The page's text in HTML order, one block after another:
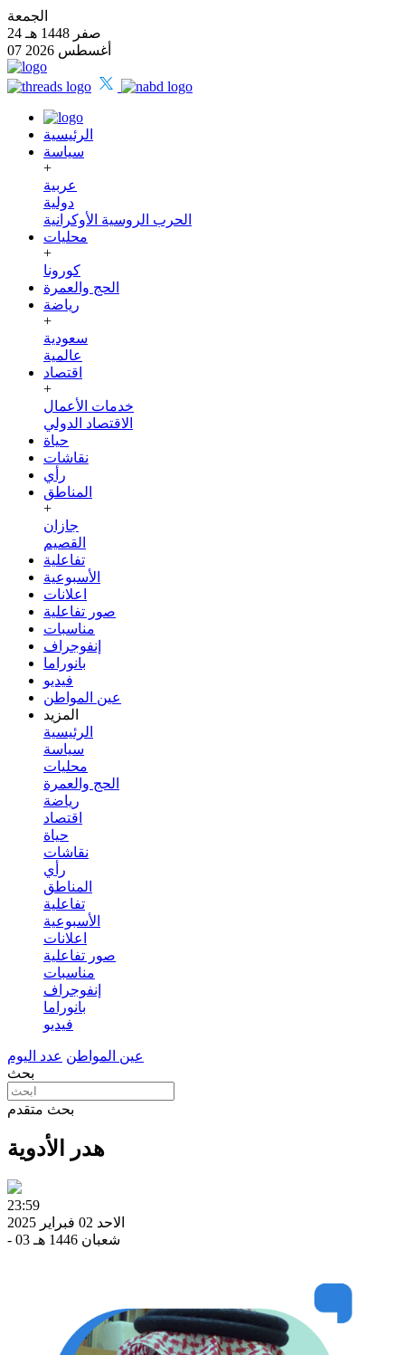
الجمعة
24 صفر 1448 هـ
07 أغسطس 2026
الرئيسية
سياسة
+
عربية
دولية
الحرب الروسية الأوكرانية
محليات
+
كورونا
الحج والعمرة
رياضة
+
سعودية
عالمية
اقتصاد
+
خدمات الأعمال
الاقتصاد الدولي
حياة
نقاشات
رأي
المناطق
+
جازان
القصيم
تفاعلية
الأسبوعية
اعلانات
صور تفاعلية
مناسبات
إنفوجراف
بانوراما
فيديو
عين المواطن
المزيد
الرئيسية
سياسة
محليات
الحج والعمرة
رياضة
اقتصاد
حياة
نقاشات
رأي
المناطق
تفاعلية
الأسبوعية
اعلانات
صور تفاعلية
مناسبات
إنفوجراف
بانوراما
فيديو
عين المواطن عدد اليوم
بحث
بحث متقدم
هدر الأدوية
23:59
الاحد 02 فبراير 2025
- 03 شعبان 1446 هـ